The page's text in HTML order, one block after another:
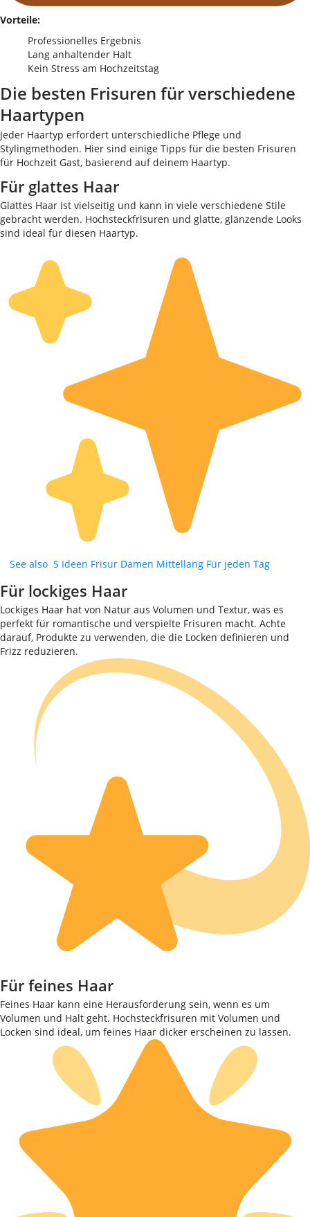
Vorteile:
Professionelles Ergebnis
Lang anhaltender Halt
Kein Stress am Hochzeitstag
Die besten Frisuren für verschiedene
Haartypen
Jeder Haartyp erfordert unterschiedliche Pflege und
Stylingmethoden. Hier sind einige Tipps für die besten Frisuren
für Hochzeit Gast, basierend auf deinem Haartyp.
Für glattes Haar
Glattes Haar ist vielseitig und kann in viele verschiedene Stile
gebracht werden. Hochsteckfrisuren und glatte, glänzende Looks
sind ideal für diesen Haartyp.
See also 5 Ideen Frisur Damen Mittellang Für jeden Tag
Für lockiges Haar
Lockiges Haar hat von Natur aus Volumen und Textur, was es
perfekt für romantische und verspielte Frisuren macht. Achte
darauf, Produkte zu verwenden, die die Locken definieren und
Frizz reduzieren.
Für feines Haar
Feines Haar kann eine Herausforderung sein, wenn es um
Volumen und Halt geht. Hochsteckfrisuren mit Volumen und
Locken sind ideal, um feines Haar dicker erscheinen zu lassen.